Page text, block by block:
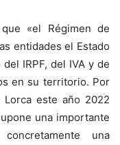
«el Régimen de
entidades el Estado
IRPF, del IVA y de
en su territorio. Por
este año 2022
una importante
una